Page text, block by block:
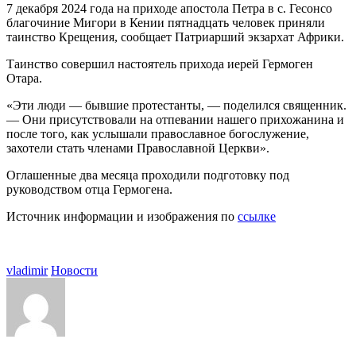
7 декабря 2024 года на приходе апостола Петра в с. Гесонсо
благочиние Мигори в Кении пятнадцать человек приняли
таинство Крещения, сообщает Патриарший экзархат Африки.
Таинство совершил настоятель прихода иерей Гермоген
Отара.
«Эти люди — бывшие протестанты, — поделился священник.
— Они присутствовали на отпевании нашего прихожанина и
после того, как услышали православное богослужение,
захотели стать членами Православной Церкви».
Оглашенные два месяца проходили подготовку под
руководством отца Гермогена.
Источник информации и изображения по ссылке
vladimir Новости